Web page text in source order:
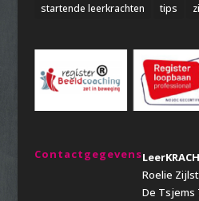
startende leerkrachten
tips
Contactgegevens
Roelie
De Tsjems